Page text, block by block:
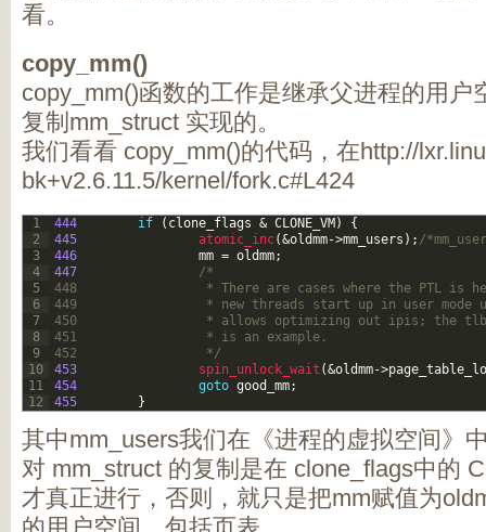
看。
copy_mm()
copy_mm()函数的工作是继承父进程的用户
复制mm_struct 实现的。
我们看看 copy_mm()的代码，在http://
bk+v2.6.11.5/kernel/fork.c#L424
1
2
3
4
5
6
7
8
9
10
11
12
444 if ( clone_flags & CLONE_VM )
{
445
atomic_inc(&oldmm->mm_users ) ; /
446
mm = oldmm;
447
/*
448                 * There are cases where the PTL is
449                 * new threads start up in user mode
450                 * allows optimizing out ipis; the
451                 * is an example.
452                 */
453
spin_unlock_wait (&oldmm->
454
goto good_mm;
455
}
其中mm_users我们在《进程的虚拟空间》
对 mm_struct 的复制是在 clone_flags中的
才真正进行，否则，就只是把mm赋值为